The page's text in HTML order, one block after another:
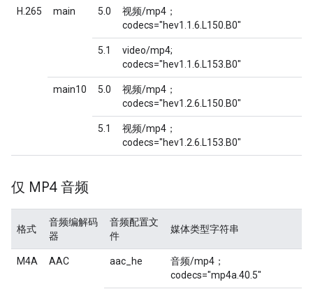
H.265 main 5.0
视频/mp4；
codecs="hev1.1.6.L150.B0"
5.1
video/mp4;
codecs="hev1.1.6.L153.B0"
main10 5.0
视频/mp4；
codecs="hev1.2.6.L150.B0"
5.1
视频/mp4；
codecs="hev1.2.6.L153.B0"
仅 MP4 音频
格式
音频编解码
器
音频配置文
件
媒体类型字符串
M4A AAC aac_he
音频/mp4；
codecs="mp4a.40.5"